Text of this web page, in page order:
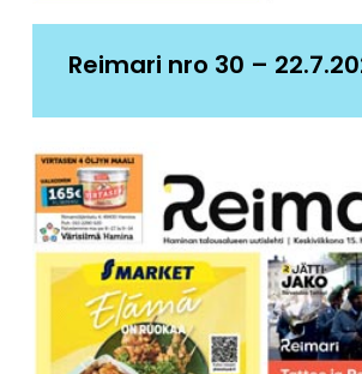
Reimari nro 30 –